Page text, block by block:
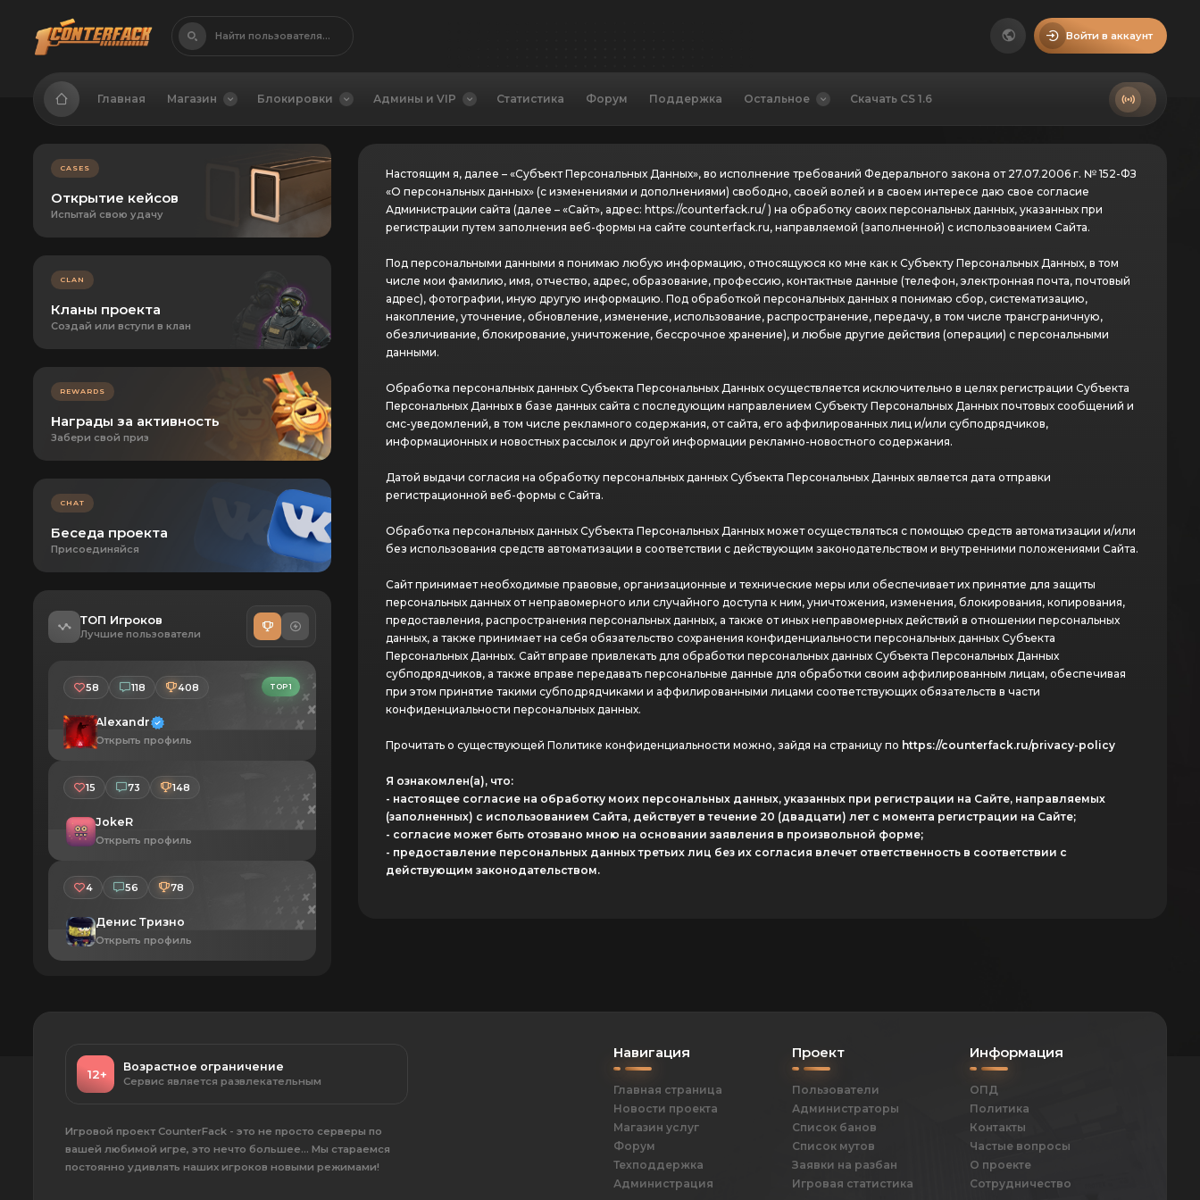
Найти пользователя... Войти в аккаунт
Главная Магазин Блокировки Админы и VIP Статистика Форум Поддержка Остальное Скачать CS 1.6
Настоящим я, далее – «Субъект Персональных Данных», во исполнение требований Федерального закона от 27.07.2006 г. № 152-ФЗ
«О персональных данных» (с изменениями и дополнениями) свободно, своей волей и в своем интересе даю свое согласие
Администрации сайта (далее – «Сайт», адрес: https://counterfack.ru/ ) на обработку своих персональных данных, указанных при
регистрации путем заполнения веб-формы на сайте counterfack.ru, направляемой (заполненной) с использованием Сайта.
Под персональными данными я понимаю любую информацию, относящуюся ко мне как к Субъекту Персональных Данных, в том
числе мои фамилию, имя, отчество, адрес, образование, профессию, контактные данные (телефон, электронная почта, почтовый
адрес), фотографии, иную другую информацию. Под обработкой персональных данных я понимаю сбор, систематизацию,
накопление, уточнение, обновление, изменение, использование, распространение, передачу, в том числе трансграничную,
обезличивание, блокирование, уничтожение, бессрочное хранение), и любые другие действия (операции) с персональными
данными.
Обработка персональных данных Субъекта Персональных Данных осуществляется исключительно в целях регистрации Субъекта
Персональных Данных в базе данных сайта с последующим направлением Субъекту Персональных Данных почтовых сообщений и
смс-уведомлений, в том числе рекламного содержания, от сайта, его аффилированных лиц и/или субподрядчиков,
информационных и новостных рассылок и другой информации рекламно-новостного содержания.
Датой выдачи согласия на обработку персональных данных Субъекта Персональных Данных является дата отправки
регистрационной веб-формы с Сайта.
Обработка персональных данных Субъекта Персональных Данных может осуществляться с помощью средств автоматизации и/или
без использования средств автоматизации в соответствии с действующим законодательством и внутренними положениями Сайта.
Сайт принимает необходимые правовые, организационные и технические меры или обеспечивает их принятие для защиты
персональных данных от неправомерного или случайного доступа к ним, уничтожения, изменения, блокирования, копирования,
предоставления, распространения персональных данных, а также от иных неправомерных действий в отношении персональных
данных, а также принимает на себя обязательство сохранения конфиденциальности персональных данных Субъекта
Персональных Данных. Сайт вправе привлекать для обработки персональных данных Субъекта Персональных Данных
субподрядчиков, а также вправе передавать персональные данные для обработки своим аффилированным лицам, обеспечивая
при этом принятие такими субподрядчиками и аффилированными лицами соответствующих обязательств в части
конфиденциальности персональных данных.
Прочитать о существующей Политике конфиденциальности можно, зайдя на страницу по https://counterfack.ru/privacy-policy
Я ознакомлен(а), что:
- настоящее согласие на обработку моих персональных данных, указанных при регистрации на Сайте, направляемых
(заполненных) с использованием Cайта, действует в течение 20 (двадцати) лет с момента регистрации на Cайте;
- согласие может быть отозвано мною на основании заявления в произвольной форме;
- предоставление персональных данных третьих лиц без их согласия влечет ответственность в соответствии с
действующим законодательством.
CASES
Открытие кейсов
Испытай свою удачу
CLAN
Кланы проекта
Создай или вступи в клан
REWARDS
Награды за активность
Забери свой приз
CHAT
Беседа проекта
Присоединяйся
ТОП Игроков
Лучшие пользователи
TOP 1
Alexandr
Открыть профиль
58 118 408
JokeR
Открыть профиль
15 73 148
Денис Тризно
Открыть профиль
4 56 78
12+
Возрастное ограничение
Сервис является развлекательным
Игровой проект CounterFack - это не просто серверы по
вашей любимой игре, это нечто большее... Мы стараемся
постоянно удивлять наших игроков новыми режимами!
Навигация
Главная страница
Новости проекта
Магазин услуг
Форум
Техподдержка
Администрация
Проект
Пользователи
Администраторы
Список банов
Список мутов
Заявки на разбан
Игровая статистика
Информация
ОПД
Политика
Контакты
Частые вопросы
О проекте
Сотрудничество